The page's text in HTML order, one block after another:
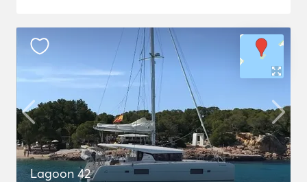
Lagoon 42